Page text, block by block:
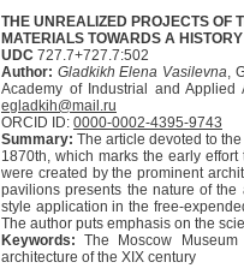
THE UNREALIZED PROJECTS OF
MATERIALS TOWARDS A
UDC 727.7+727.7:502
Author: Gladkikh Elena Vasilevna,
Academy of Industrial and Applied
egladkih@mail.ru
ORCID ID: 0000-0002-4395-9743
Summary: The article devoted to
1870th, which marks the early
were created by the prominent
pavilions presents the nature of the
style application in the free-
The author puts emphasis on the
Keywords: The Moscow
architecture of the XIX century